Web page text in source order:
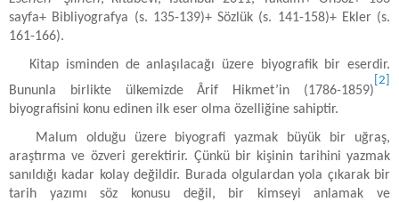
sayfa+ Bibliyografya (s. 135-139)+ Sözlük (s. 141-158)+ Ekler (s.
161-166).
Kitap isminden de anlaşılacağı üzere biyografik bir eserdir.
Bununla birlikte ülkemizde Ârif Hikmet’in (1786-1859)
[2]
biyografisini konu edinen ilk eser olma özelliğine sahiptir.
Malum olduğu üzere biyografi yazmak büyük bir uğraş,
araştırma ve özveri gerektirir. Çünkü bir kişinin tarihini yazmak
sanıldığı kadar kolay değildir. Burada olgulardan yola çıkarak bir
tarih yazımı söz konusu değil, bir kimseyi anlamak ve